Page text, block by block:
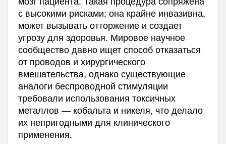
с высокими рисками: она крайне инвазивна,
может вызывать отторжение и создает
угрозу для здоровья. Мировое научное
сообщество давно ищет способ отказаться
от проводов и хирургического
вмешательства, однако существующие
аналоги беспроводной стимуляции
требовали использования токсичных
металлов — кобальта и никеля, что делало
их непригодными для клинического
применения.